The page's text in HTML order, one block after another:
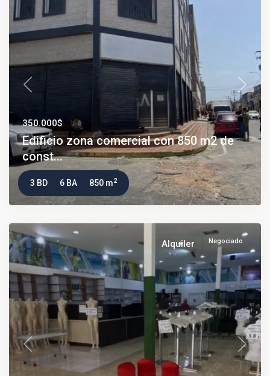
Previous Next
350.000$
Edificio zona comercial con 850 m2 de
const...
3 BD 6 BA 850 m2
Alquiler Negociado
Previous Next